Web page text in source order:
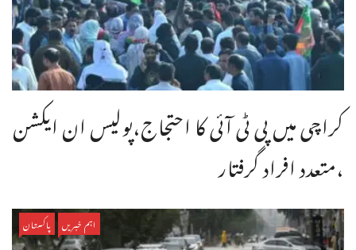
کراچی میں پی ٹی آئی کا احتجاج،پولیس ان ایکشن
،متعدد افراد گرفتار
اہم خبریں پاکستان